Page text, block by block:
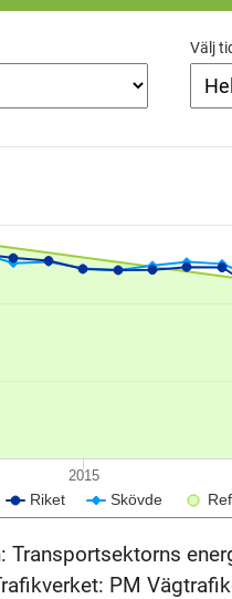
Välj
Riket Skövde
2015
Transportsektorns
PM